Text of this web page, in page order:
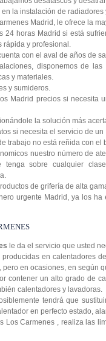
la instalación de
Madrid, le ofrece la
24 horas Madrid si está
rápida y profesional.
con el aval de años de
disponemos de
y materiales.
y sumideros.
Madrid precios si necesita
la solución más
si necesita el servicio de
trabajo no está reñida con
nuestro número de
tenga sobre cualquier
de grifería de alta
urgente Madrid, ya los
le da el servicio que usted
en calentadores
en ocasiones, en según
contener un alto grado de
calentadores y lavadoras.
tendrá que
en perfecto estado,
Los Carmenes , realiza las